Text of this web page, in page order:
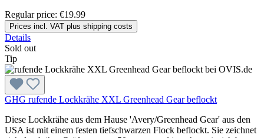
Regular price: €19.99
Prices incl. VAT plus shipping costs
Details
Sold out
Tip
GHG rufende Lockkrähe XXL Greenhead Gear beflockt
Diese Lockkrähe aus dem Hause 'Avery/Greenhead Gear' aus den
USA ist mit einem festen tiefschwarzen Flock beflockt. Sie zeichnet